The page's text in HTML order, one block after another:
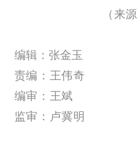
（来
编辑：张金玉
责编：王伟奇
编审：王斌
监审：卢冀明